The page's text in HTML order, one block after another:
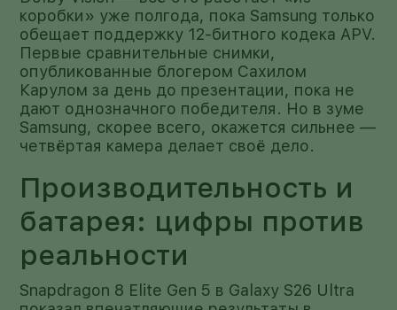
коробки» уже полгода, пока Samsung только
обещает поддержку 12-битного кодека APV.
Первые сравнительные снимки,
опубликованные блогером Сахилом
Карулом за день до презентации, пока не
дают однозначного победителя. Но в зуме
Samsung, скорее всего, окажется сильнее —
четвёртая камера делает своё дело.
Производительность и
батарея: цифры против
реальности
Snapdragon 8 Elite Gen 5 в Galaxy S26 Ultra